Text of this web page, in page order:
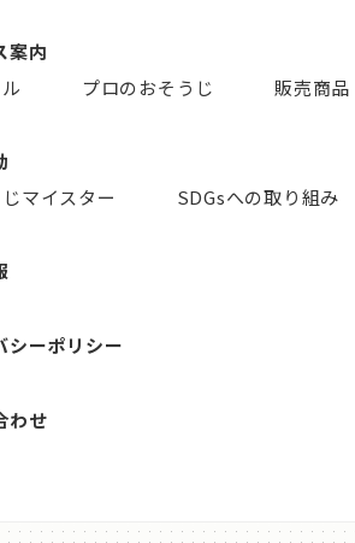
案内
プロのおそうじ 販売商品
マイスター
SDGsへの取り組み
シーポリシー
わせ